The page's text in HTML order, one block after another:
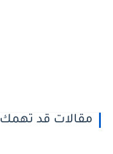
مقالات قد تهمك